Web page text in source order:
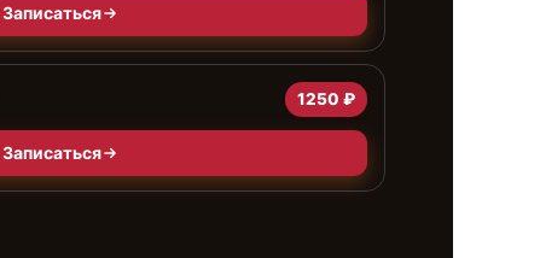
Записаться
1250 ₽
Записаться